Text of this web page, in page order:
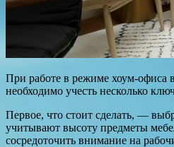
При работе в режиме хоум-офиса
необходимо учесть несколько
Первое, что стоит сделать, —
учитывают высоту предметы
сосредоточить внимание на